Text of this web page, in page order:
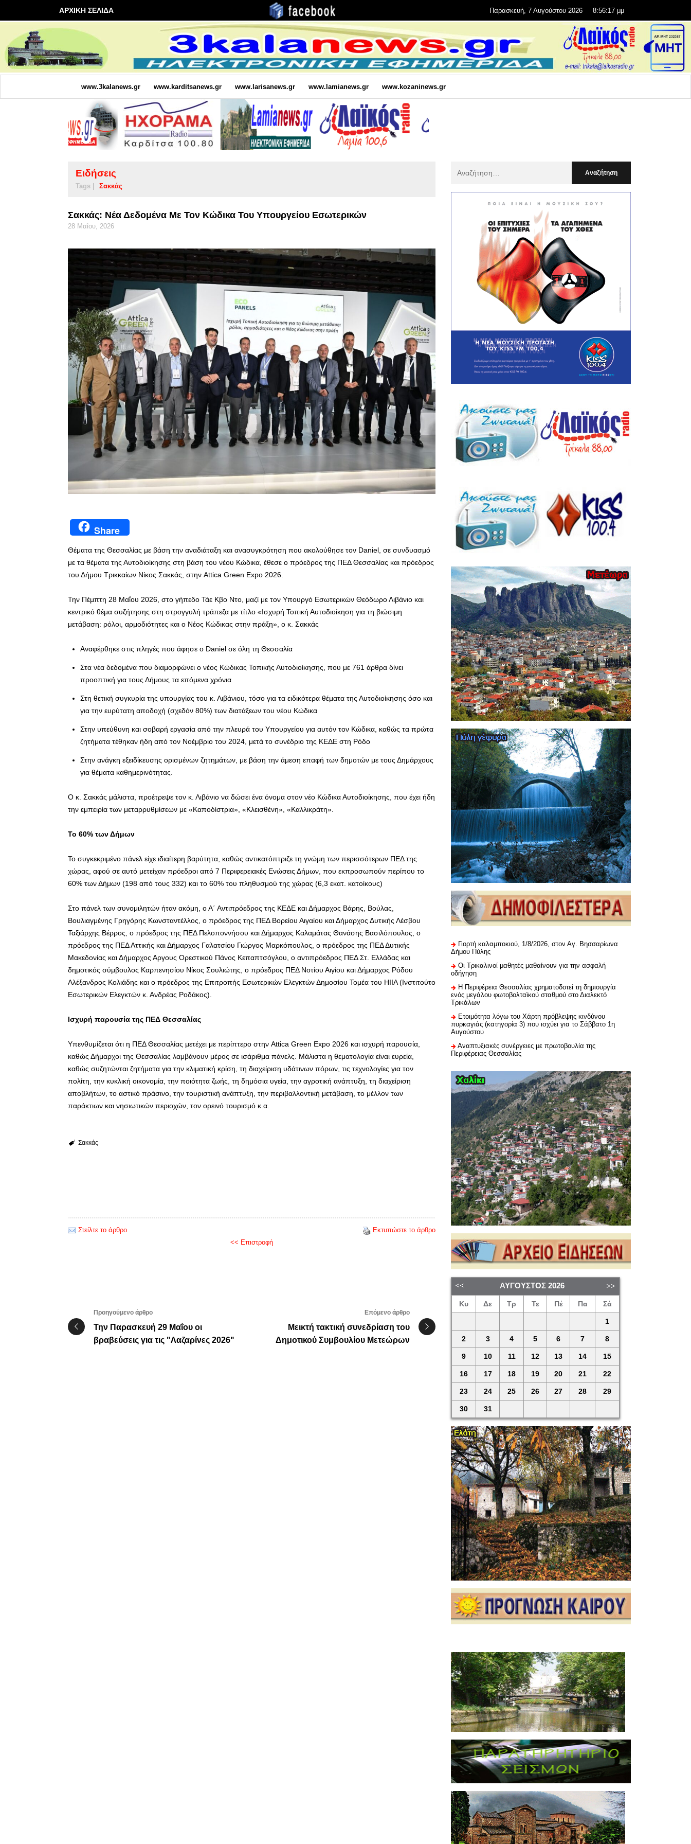
ΑΡΧΙΚΗ ΣΕΛΙΔΑ Παρασκευή, 7 Αυγούστου 2026 8:56:19 μμ
www.3kalanews.gr www.karditsanews.gr www.larisanews.gr www.lamianews.gr www.kozaninews.gr
Ειδήσεις
Tags | Σακκάς
Σακκάς: Νέα Δεδομένα Με Τον Κώδικα Του Υπουργείου Εσωτερικών
28 Μαΐου, 2026
Share
Θέματα της Θεσσαλίας με βάση την αναδιάταξη και ανασυγκρότηση που ακολούθησε τον Daniel, σε συνδυασμό
με τα θέματα της Αυτοδιοίκησης στη βάση του νέου Κώδικα, έθεσε ο πρόεδρος της ΠΕΔ Θεσσαλίας και πρόεδρος
του Δήμου Τρικκαίων Νίκος Σακκάς, στην Attica Green Expo 2026.
Την Πέμπτη 28 Μαΐου 2026, στο γήπεδο Τάε Κβο Ντο, μαζί με τον Υπουργό Εσωτερικών Θεόδωρο Λιβάνιο και
κεντρικό θέμα συζήτησης στη στρογγυλή τράπεζα με τίτλο «Ισχυρή Τοπική Αυτοδιοίκηση για τη βιώσιμη
μετάβαση: ρόλοι, αρμοδιότητες και ο Νέος Κώδικας στην πράξη», ο κ. Σακκάς
Αναφέρθηκε στις πληγές που άφησε ο Daniel σε όλη τη Θεσσαλία
Στα νέα δεδομένα που διαμορφώνει ο νέος Κώδικας Τοπικής Αυτοδιοίκησης, που με 761 άρθρα δίνει
προοπτική για τους Δήμους τα επόμενα χρόνια
Στη θετική συγκυρία της υπουργίας του κ. Λιβάνιου, τόσο για τα ειδικότερα θέματα της Αυτοδιοίκησης όσο και
για την ευρύτατη αποδοχή (σχεδόν 80%) των διατάξεων του νέου Κώδικα
Στην υπεύθυνη και σοβαρή εργασία από την πλευρά του Υπουργείου για αυτόν τον Κώδικα, καθώς τα πρώτα
ζητήματα τέθηκαν ήδη από τον Νοέμβριο του 2024, μετά το συνέδριο της ΚΕΔΕ στη Ρόδο
Στην ανάγκη εξειδίκευσης ορισμένων ζητημάτων, με βάση την άμεση επαφή των δημοτών με τους Δημάρχους
για θέματα καθημερινότητας.
Ο κ. Σακκάς μάλιστα, προέτρεψε τον κ. Λιβάνιο να δώσει ένα όνομα στον νέο Κώδικα Αυτοδιοίκησης, που έχει ήδη
την εμπειρία των μεταρρυθμίσεων με «Καποδίστρια», «Κλεισθένη», «Καλλικράτη».
Το 60% των Δήμων
Το συγκεκριμένο πάνελ είχε ιδιαίτερη βαρύτητα, καθώς αντικατόπτριζε τη γνώμη των περισσότερων ΠΕΔ της
χώρας, αφού σε αυτό μετείχαν πρόεδροι από 7 Περιφερειακές Ενώσεις Δήμων, που εκπροσωπούν περίπου το
60% των Δήμων (198 από τους 332) και το 60% του πληθυσμού της χώρας (6,3 εκατ. κατοίκους)
Στο πάνελ των συνομιλητών ήταν ακόμη, ο Α΄ Αντιπρόεδρος της ΚΕΔΕ και Δήμαρχος Βάρης, Βούλας,
Βουλιαγμένης Γρηγόρης Κωνσταντέλλος, ο πρόεδρος της ΠΕΔ Βορείου Αιγαίου και Δήμαρχος Δυτικής Λέσβου
Ταξιάρχης Βέρρος, ο πρόεδρος της ΠΕΔ Πελοποννήσου και Δήμαρχος Καλαμάτας Θανάσης Βασιλόπουλος, ο
πρόεδρος της ΠΕΔ Αττικής και Δήμαρχος Γαλατσίου Γιώργος Μαρκόπουλος, ο πρόεδρος της ΠΕΔ Δυτικής
Μακεδονίας και Δήμαρχος Αργους Ορεστικού Πάνος Κεπαπτσόγλου, ο αντιπρόεδρος ΠΕΔ Στ. Ελλάδας και
δημοτικός σύμβουλος Καρπενησίου Νίκος Σουλιώτης, ο πρόεδρος ΠΕΔ Νοτίου Αιγίου και Δήμαρχος Ρόδου
Αλέξανδρος Κολιάδης και ο πρόεδρος της Επιτροπής Εσωτερικών Ελεγκτών Δημοσίου Τομέα του HIIA (Ινστιτούτο
Εσωτερικών Ελεγκτών κ. Ανδρέας Ροδάκος).
Ισχυρή παρουσία της ΠΕΔ Θεσσαλίας
Υπενθυμίζεται ότι η ΠΕΔ Θεσσαλίας μετέχει με περίπτερο στην Attica Green Expo 2026 και ισχυρή παρουσία,
καθώς Δήμαρχοι της Θεσσαλίας λαμβάνουν μέρος σε ισάριθμα πάνελς. Μάλιστα η θεματολογία είναι ευρεία,
καθώς συζητώνται ζητήματα για την κλιματική κρίση, τη διαχείριση υδάτινων πόρων, τις τεχνολογίες για τον
πολίτη, την κυκλική οικονομία, την ποιότητα ζωής, τη δημόσια υγεία, την αγροτική ανάπτυξη, τη διαχείριση
αποβλήτων, το αστικό πράσινο, την τουριστική ανάπτυξη, την περιβαλλοντική μετάβαση, το μέλλον των
παράκτιων και νησιωτικών περιοχών, τον ορεινό τουρισμό κ.α.
Σακκάς
Στείλτε το άρθρο
Εκτυπώστε το άρθρο
<< Επιστροφή
Προηγούμενο άρθρο
Την Παρασκευή 29 Μαΐου οι
βραβεύσεις για τις "Λαζαρίνες 2026"
Επόμενο άρθρο
Μεικτή τακτική συνεδρίαση του
Δημοτικού Συμβουλίου Μετεώρων
:
Γιορτή καλαμποκιού, 1/8/2026, στον Αγ. Βησσαρίωνα
Δήμου Πύλης
Οι Τρικαλινοί μαθητές μαθαίνουν για την ασφαλή
οδήγηση
H Περιφέρεια Θεσσαλίας χρηματοδοτεί τη δημιουργία
ενός μεγάλου φωτοβολταϊκού σταθμού στο Διαλεκτό
Τρικάλων
Ετοιμότητα λόγω του Χάρτη πρόβλεψης κινδύνου
πυρκαγιάς (κατηγορία 3) που ισχύει για το Σάββατο 1η
Αυγούστου
Αναπτυξιακές συνέργειες με πρωτοβουλία της
Περιφέρειας Θεσσαλίας
ΑΎΓΟΥΣΤΟΣ 2026
Κυ Δε Τρ Τε Πέ Πα Σά
1
2 3 4 5 6 7 8
9 10 11 12 13 14 15
16 17 18 19 20 21 22
23 24 25 26 27 28 29
30 31